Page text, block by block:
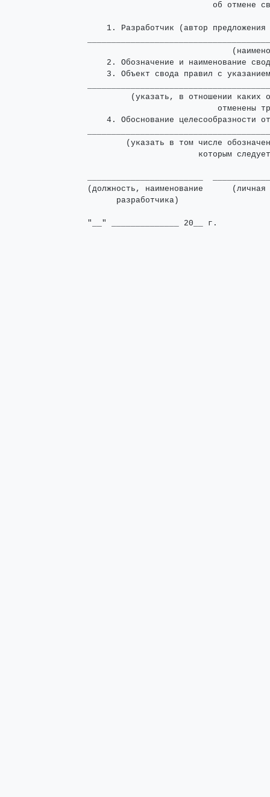
об отмене
1. Разработчик (автор
2. Обозначение и наименование
3. Объект свода правил с
(указать, в отношении каких
отменены
4. Обоснование целесообразности
(указать в том числе
которым
(должность, наименование
      разработчика)
"__" ______________ 20__ г.